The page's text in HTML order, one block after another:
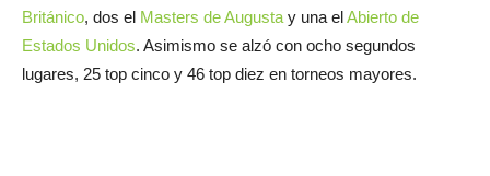
Británico, dos el Masters de Augusta y una elAbierto de
Estados Unidos. Asimismo se alzó con ocho segundos
lugares, 25 top cinco y 46 top diez en torneos mayores.